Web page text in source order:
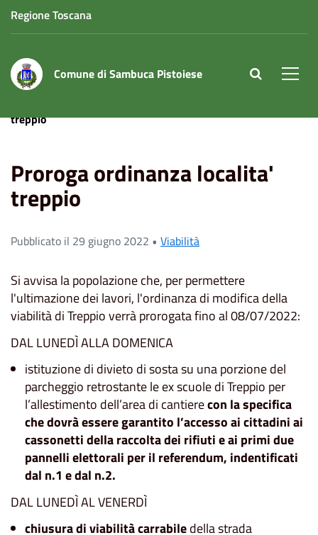
Regione Toscana
Comune di Sambuca Pistoiese site.searc
treppio
Proroga ordinanza localita'
treppio
Pubblicato il 29 giugno 2022 • Viabilità
Si avvisa la popolazione che, per permettere
l'ultimazione dei lavori, l'ordinanza di modifica della
viabilità di Treppio verrà prorogata fino al 08/07/2022:
DAL LUNEDÌ ALLA DOMENICA
istituzione di divieto di sosta su una porzione del
parcheggio retrostante le ex scuole di Treppio per
l’allestimento dell’area di cantierecon la specifica
che dovrà essere garantito l’accesso ai cittadini ai
cassonetti della raccolta dei rifiuti e ai primi due
pannelli elettorali per il referendum, indentificati
dal n.1 e dal n.2.
DAL LUNEDÌ AL VENERDÌ
chiusura di viabilità carrabiledella strada